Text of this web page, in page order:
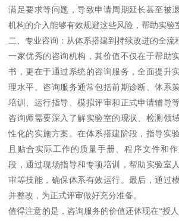
满足要求等问题，导致申请周期延长甚至被
机构的介入能够有效规避这些风险，帮助实验
二、专业咨询：从体系搭建到持续改进的全流
一家优秀的咨询机构，其价值不仅在于帮助
书，更在于通过系统的咨询服务，全面提升
理水平。咨询服务通常包括前期诊断、体系
培训、运行指导、模拟评审和正式申请辅导
咨询师需要深入了解实验室的现状、检测领
性化的实施方案。在体系搭建阶段，指导实
且贴合实际工作的质量手册、程序文件和
段，通过现场指导和专项培训，帮助实验室
审等技能，确保体系有效运行。最后，通过
并整改，为正式评审做好充分准备。
值得注意的是，咨询服务的价值还体现在“授